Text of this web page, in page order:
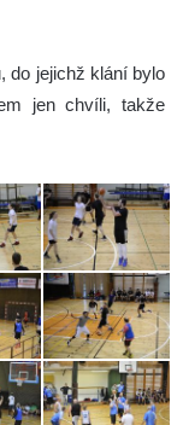
do jejichž klání bylo
jen chvíli, takže